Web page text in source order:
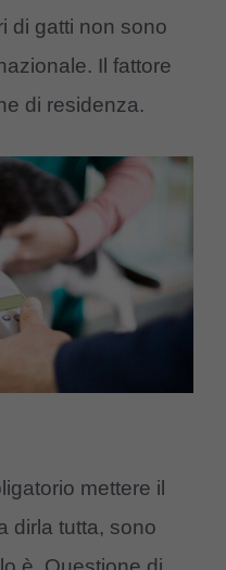
di gatti non sono
Il fattore
di residenza.
mettere il
dirla tutta, sono